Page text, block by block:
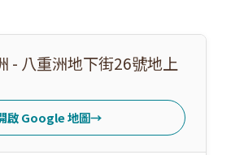
- 八重洲地下街26號地上
啟 Google 地圖→